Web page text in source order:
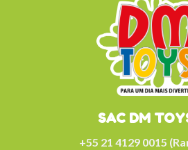
SAC DM
+55 21 4129 0015